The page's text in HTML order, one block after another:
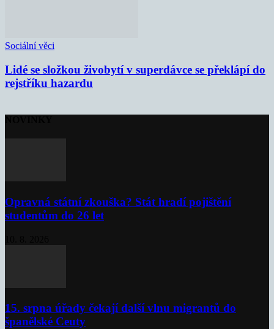
Sociální věci
Lidé se složkou živobytí v superdávce se překlápí do
rejstříku hazardu
Opravná státní zkouška? Stát hradí pojištění
studentům do 26 let
15. srpna úřady čekají další vlnu migrantů do
španělské Ceuty